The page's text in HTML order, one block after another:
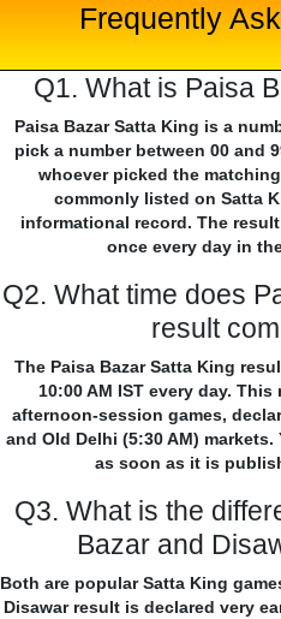
Frequently
Q1. What is Paisa
Paisa Bazar Satta King is a
pick a number between 00 and
whoever picked the
commonly listed on Satta
informational record. The
once every day in
Q2. What time does
result
The Paisa Bazar Satta King
10:00 AM IST every day.
afternoon-session games,
and Old Delhi (5:30 AM)
as soon as it is
Q3. What is the
Bazar and
Both are popular Satta King
Disawar result is declared very